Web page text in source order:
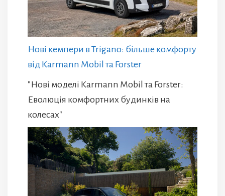
Нові кемпери в Trigano: більше комфорту
від Karmann Mobil та Forster
"Нові моделі Karmann Mobil та Forster:
Еволюція комфортних будинків на
колесах"